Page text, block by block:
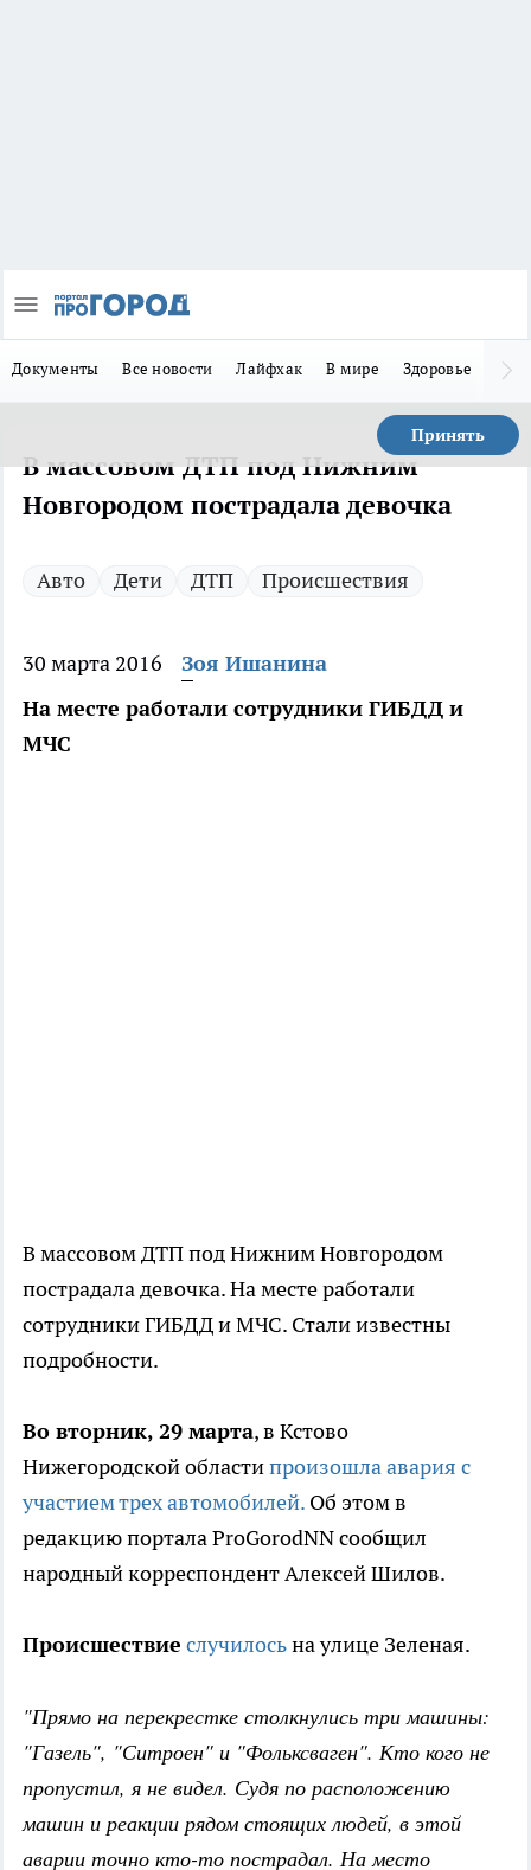
Документы Все новости Лайфхак В мире Здоровье
Принять
В массовом ДТП под Нижним
Новгородом пострадала девочка
Авто Дети ДТП Происшествия
30 марта 2016
Зоя Ишанина
На месте работали сотрудники ГИБДД и
МЧС
В массовом ДТП под Нижним Новгородом
пострадала девочка. На месте работали
сотрудники ГИБДД и МЧС. Стали известны
подробности.
Во вторник, 29 марта, в Кстово
Нижегородской областипроизошла авария с
участием трех автомобилей. Об этом в
редакцию портала ProGorodNN сообщил
народный корреспондент Алексей Шилов.
Происшествие случилосьна улице Зеленая.
"Прямо на перекрестке столкнулись три машины:
"Газель", "Ситроен" и "Фольксваген". Кто кого не
пропустил, я не видел. Судя по расположению
машин и реакции рядом стоящих людей, в этой
аварии точно кто-то пострадал. На место